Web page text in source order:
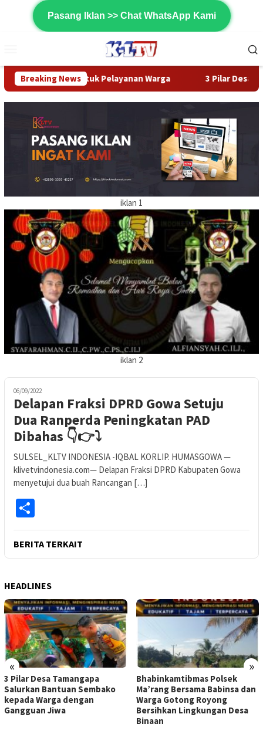
Pasang Iklan >> Chat WhatsApp Kami
Mobile
Breaking News
untuk Pelayanan Warga 3 Pilar Desa
iklan 1
iklan 2
06/09/2022
Delapan Fraksi DPRD Gowa Setuju
Dua Ranperda Peningkatan PAD
Dibahas 👇👉⤵️
SULSEL_KLTV INDONESIA -IQBAL KORLIP. HUMASGOWA —
klivetvindonesia.com— Delapan Fraksi DPRD Kabupaten Gowa
menyetujui dua buah Rancangan […]
BERITA TERKAIT
HEADLINES
« »
3 Pilar Desa Tamangapa
Salurkan Bantuan Sembako
kepada Warga dengan
Gangguan Jiwa
Bhabinkamtibmas Polsek
Ma’rang Bersama Babinsa dan
Warga Gotong Royong
Bersihkan Lingkungan Desa
Binaan